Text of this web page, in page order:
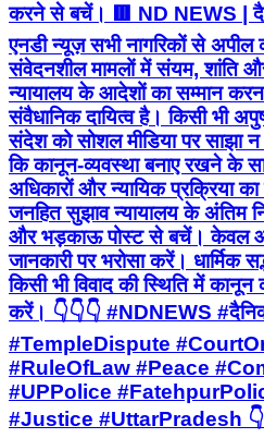
करने से बचें। 🟥 ND NEWS |
एनडी न्यूज़ सभी नागरिकों से अपील
संवेदनशील मामलों में संयम, शांति
न्यायालय के आदेशों का सम्मान
संवैधानिक दायित्व है। किसी भी
संदेश को सोशल मीडिया पर साझा
कि कानून-व्यवस्था बनाए रखने के
अधिकारों और न्यायिक प्रक्रिया
जनहित सुझाव न्यायालय के अंतिम
और भड़काऊ पोस्ट से बचें। केवल
जानकारी पर भरोसा करें। धार्मिक
किसी भी विवाद की स्थिति में कानून
करें। 👇👇👇 #NDNEWS
#TempleDispute
#RuleOfLaw #Peace
#UPPolice
#Justice #UttarPradesh